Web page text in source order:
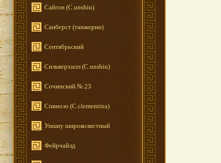
Сайгон (C.unshiu)
Санберст (танжерин)
Сентябрьский
Сильверхилл (C.unshiu)
Сочинский № 23
Спинозо (C.clementina)
Уншиу широколистный
Фейрчайлд